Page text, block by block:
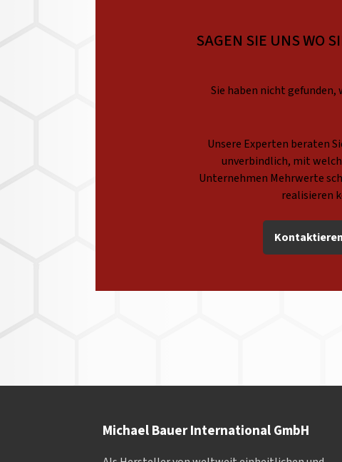
SAGEN SIE UNS WO
Sie haben nicht gefunden,
Unsere Experten beraten
unverbindlich, mit
Unternehmen Mehrwerte
realisieren
Michael Bauer International GmbH